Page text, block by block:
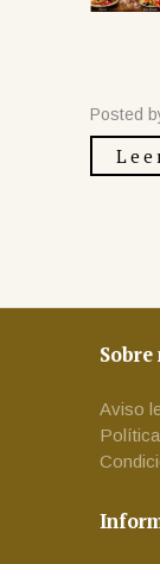
Posted
Aviso